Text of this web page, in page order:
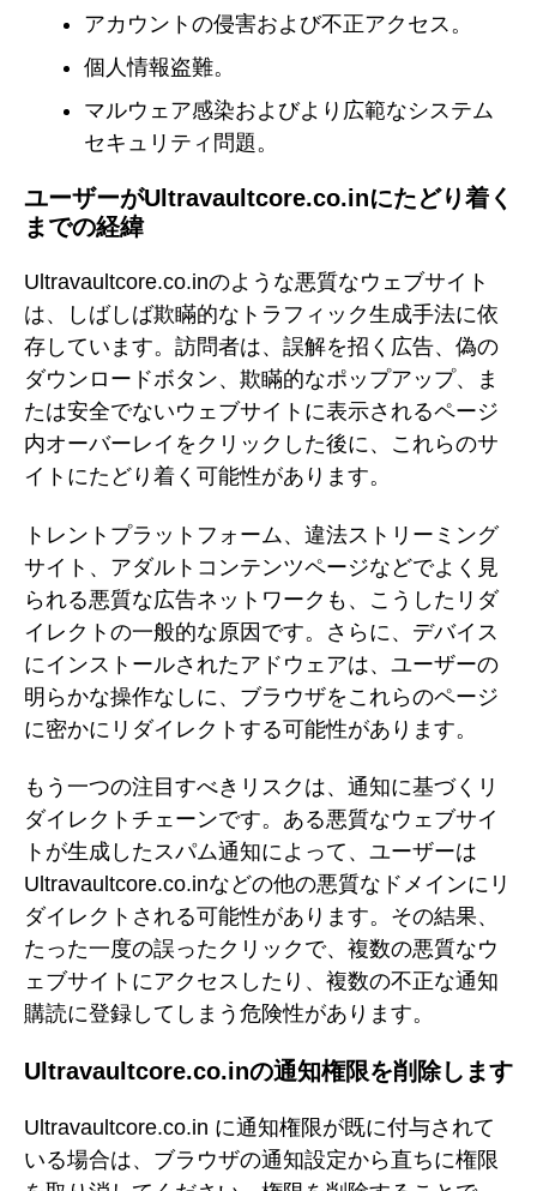
アカウントの侵害および不正アクセス。
個人情報盗難。
マルウェア感染およびより広範なシステム
セキュリティ問題。
ユーザーがUltravaultcore.co.inにたどり着く
までの経緯
Ultravaultcore.co.inのような悪質なウェブサイト
は、しばしば欺瞞的なトラフィック生成手法に依
存しています。訪問者は、誤解を招く広告、偽の
ダウンロードボタン、欺瞞的なポップアップ、ま
たは安全でないウェブサイトに表示されるページ
内オーバーレイをクリックした後に、これらのサ
イトにたどり着く可能性があります。
トレントプラットフォーム、違法ストリーミング
サイト、アダルトコンテンツページなどでよく見
られる悪質な広告ネットワークも、こうしたリダ
イレクトの一般的な原因です。さらに、デバイス
にインストールされたアドウェアは、ユーザーの
明らかな操作なしに、ブラウザをこれらのページ
に密かにリダイレクトする可能性があります。
もう一つの注目すべきリスクは、通知に基づくリ
ダイレクトチェーンです。ある悪質なウェブサイ
トが生成したスパム通知によって、ユーザーは
Ultravaultcore.co.inなどの他の悪質なドメインにリ
ダイレクトされる可能性があります。その結果、
たった一度の誤ったクリックで、複数の悪質なウ
ェブサイトにアクセスしたり、複数の不正な通知
購読に登録してしまう危険性があります。
Ultravaultcore.co.inの通知権限を削除します
Ultravaultcore.co.in に通知権限が既に付与されて
いる場合は、ブラウザの通知設定から直ちに権限